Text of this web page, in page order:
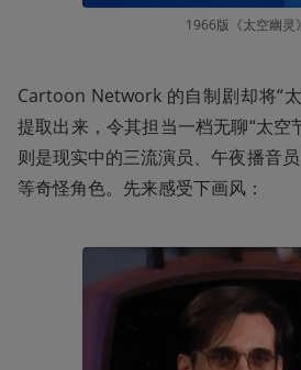
1966版《太空幽灵》
Cartoon Network 的自制剧却将“
提取出来，令其担当一档无聊“太
则是现实中的三流演员、午夜播音
等奇怪角色。先来感受下画风：